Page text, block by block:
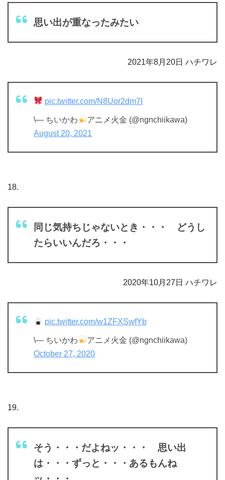
思い出が重なったみたい
2021年8月20日 ハチワレ
pic.twitter.com/N8Uor2dm7I
\— ちいかわ
アニメ火金 (@ngnchiikawa)
August 20, 2021
18.
同じ気持ちじゃないとき・・・ どうし
たらいいんだろ・・・
2020年10月27日 ハチワレ
pic.twitter.com/w1ZFXSwfYb
\— ちいかわ
アニメ火金 (@ngnchiikawa)
October 27, 2020
19.
そう・・・だよねッ・・・ 思い出
は・・・ずっと・・・あるもんね